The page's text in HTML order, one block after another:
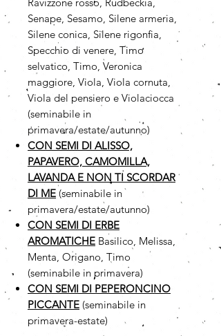
Senape, Sesamo, Silene armeria,
Silene conica, Silene rigonfia,
Specchio di venere, Timo
selvatico, Timo, Veronica
maggiore, Viola, Viola cornuta,
Viola del pensiero e Violaciocca
(seminabile in
primavera/estate/autunno)
CON SEMI DI ALISSO,
PAPAVERO, CAMOMILLA,
LAVANDA E NON TI SCORDAR
DI ME (seminabile in
primavera/estate/autunno)
CON SEMI DI ERBE
AROMATICHE Basilico, Melissa,
Menta, Origano, Timo
(seminabile in primavera)
CON SEMI DI PEPERONCINO
PICCANTE (seminabile in
primavera-estate)